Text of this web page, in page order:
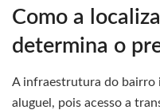
Como a
determina o
A infraestrutura do bairro
aluguel, pois acesso a